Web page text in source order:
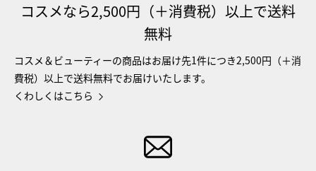
コスメなら2,500円（＋消費税）以上で送料
無料
コスメ＆ビューティーの商品はお届け先1件につき2,500円（＋消
費税）以上で送料無料でお届けいたします。
くわしくはこちら